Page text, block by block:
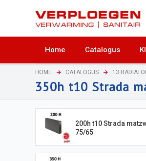
Home Catalogus
HOME CATALOGUS 13
350h t10 Strada
200h t10 Strada
75/65